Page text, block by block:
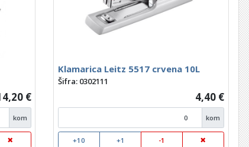
€
kom
Klamarica Leitz 5517 crvena 10L
Šifra: 0302111
4,40 €
kom
+10 +1 -1